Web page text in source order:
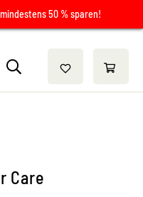
50 % sparen!
Care